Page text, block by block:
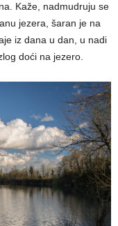
Kaže, nadmudruju se
jezera, šaran je na
iz dana u dan, u nadi
doći na jezero.